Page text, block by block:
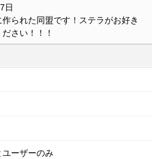
日
られた同盟です！ステラがお好き
さい！！！
ユーザーのみ